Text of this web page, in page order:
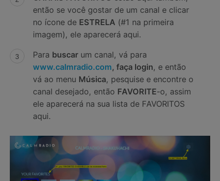
então se você gostar de um canal e clicar
no ícone de ESTRELA (#1 na primeira
imagem), ele aparecerá aqui.
Para buscarum canal, vá para
www.calmradio.com, faça login, e então
vá ao menu Música, pesquise e encontre o
canal desejado, então FAVORITE-o, assim
ele aparecerá na sua lista de FAVORITOS
aqui.